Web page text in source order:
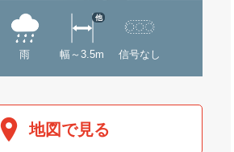
雨 幅～3.5m
他
信号なし
地図で見る